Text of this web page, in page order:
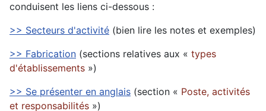
conduisent les liens ci-dessous :
>> Secteurs d'activité (bien lire les notes et exemples)
>> Fabrication (sections relatives aux « types
d'établissements »)
>> Se présenter en anglais (section « Poste, activités
et responsabilités »)